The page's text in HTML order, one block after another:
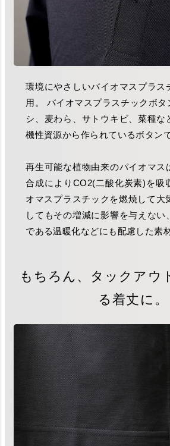
環境にやさしいバイオマスプラス
用。 バイオマスプラスチックボタ
シ、麦わら、サトウキビ、菜種な
機性資源から作られているボタンで
再生可能な植物由来のバイオマス
合成によりCO2(二酸化炭素)を吸
オマスプラスチックを燃焼して大
してもその増減に影響を与えない
である温暖化などにも配慮した素
もちろん、タックアウ
る着丈に。